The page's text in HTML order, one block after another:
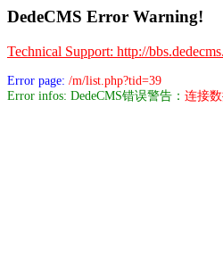
DedeCMS Error Warning!
Technical Support: http://
Error page: /m/list.php?tid=39
Error infos: DedeCMS错误警告： 连接